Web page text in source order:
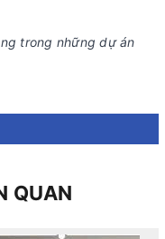
trong những dự án
QUAN